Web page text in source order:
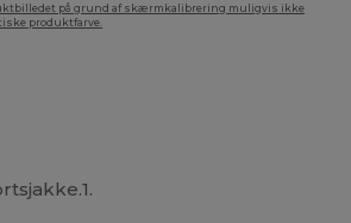
på grund af skærmkalibrering muligvis ikke
produktfarve.